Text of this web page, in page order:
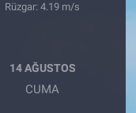
Rüzgar: 4.19 m/s
14 AĞUSTOS
CUMA